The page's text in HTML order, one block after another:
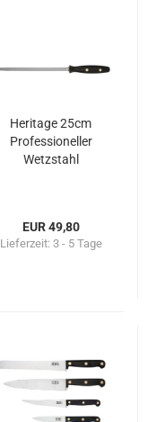
Heritage 25cm
Professioneller
Wetzstahl
EUR 49,80
Lieferzeit: 3 - 5 Tage